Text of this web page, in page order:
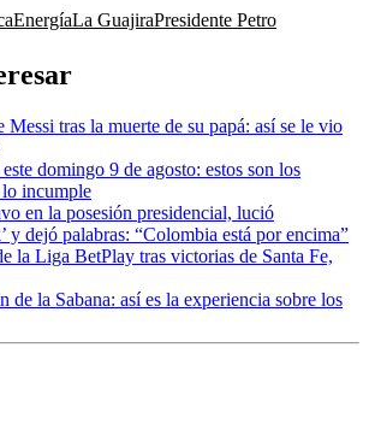
EnergíaLa GuajiraPresidente Petro
Messi tras la muerte de su papá: así se le vio
domingo 9 de agosto: estos son los
incumple
en la posesión presidencial, lució
y dejó palabras: “Colombia está por encima”
la Liga BetPlay tras victorias de Santa Fe,
de la Sabana: así es la experiencia sobre los